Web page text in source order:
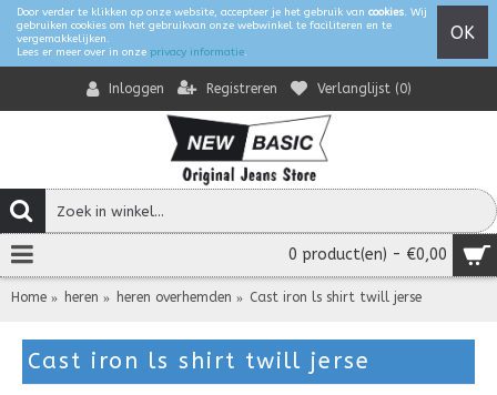
Door verder te klikken op onze website, accepteer je het gebruik van cookies. Wij
gebruiken cookies om het gebruikvan onze webwinkel te faciliteren en te
vergemakkelijken.
Lees er meer over in onze privacy informatie.
OK
Inloggen Registreren Verlanglijst (0)
0 product(en) - €0,00
Home heren heren overhemden Cast iron ls shirt twill jerse
Cast iron ls shirt twill jerse